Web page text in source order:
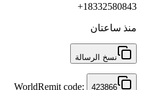
+18332580843
منذ ساعتان
نسخ الرسالة
WorldRemit code: 423866